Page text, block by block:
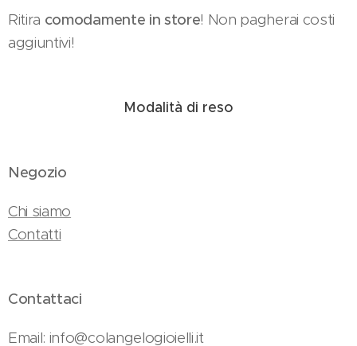
Ritira comodamente in store! Non pagherai costi
aggiuntivi!
Modalità di reso
Negozio
Chi siamo
Contatti
Contattaci
Email: info@colangelogioielli.it